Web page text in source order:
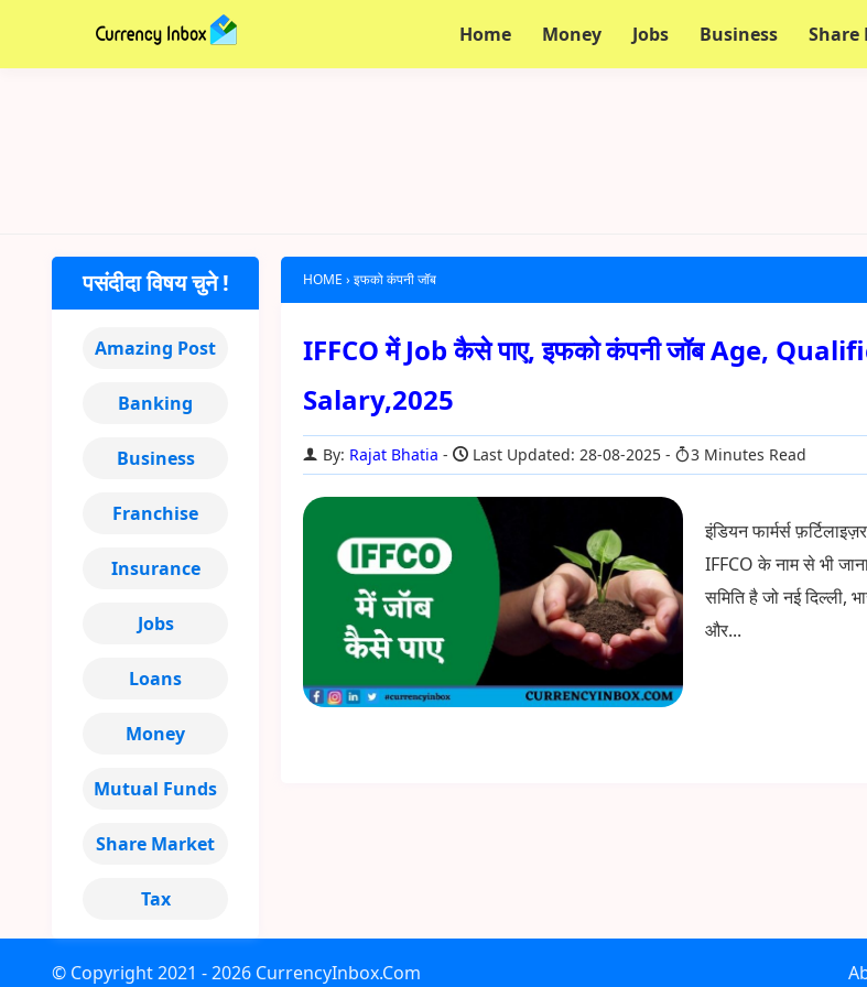
Home Money Jobs Business Share
HOME ›इफको कंपनी जॉब
IFFCO में Job कैसे पाए, इफको कंपनी जॉब Age,
Salary,2025
By: Rajat Bhatia Last Updated: 28-08-2025 3 Minutes Read
इंडियन फार्मर्स
IFFCO के नाम से भी
समिति है जो नई दिल्ली,
और...
पसंदीदा विषय चुने !
Amazing Post
Banking
Business
Franchise
Insurance
Jobs
Loans
Money
Mutual Funds
Share Market
Tax
© Copyright2021 - 2026 CurrencyInbox.Com